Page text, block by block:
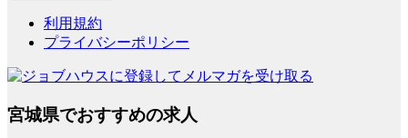
利用規約
プライバシーポリシー
宮城県でおすすめの求人